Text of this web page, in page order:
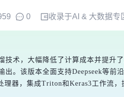
0 收录于AI & 大数据专
技术，大幅降低了计算成本并提
出。该版本全面支持Deepseek等
器，集成Triton和Keras3工作流，